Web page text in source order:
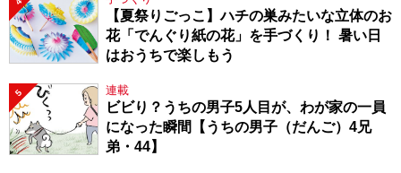
【夏祭りごっこ】ハチの巣みたいな立体のお
花「でんぐり紙の花」を手づくり！ 暑い日
はおうちで楽しもう
5 連載
ビビり？うちの男子5人目が、わが家の一員
になった瞬間【うちの男子（だんご）4兄
弟・44】